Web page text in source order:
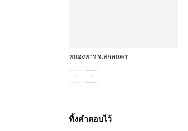
หนองหาร จ.สกลนคร
ทิ้งคำตอบไว้